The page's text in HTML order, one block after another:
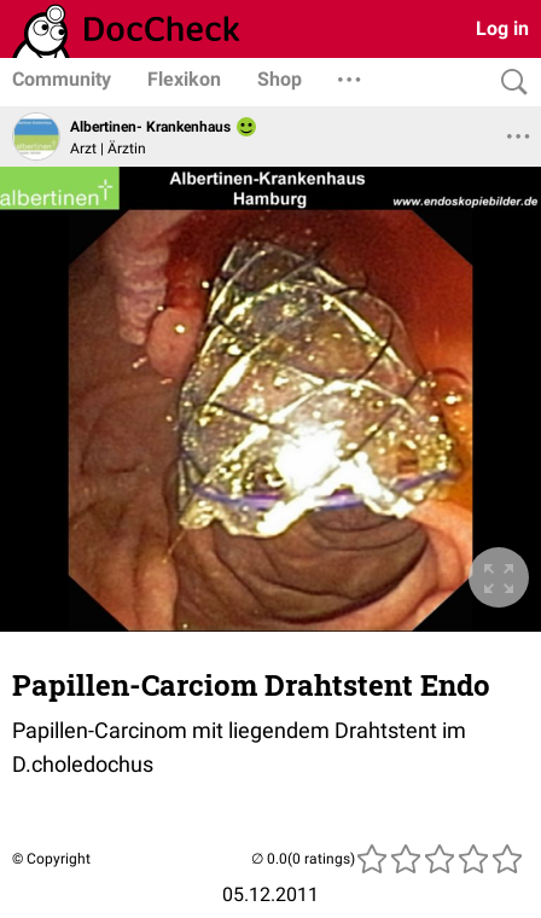
Log in
Community Flexikon Shop
Albertinen- Krankenhaus
Arzt | Ärztin
Papillen-Carciom Drahtstent Endo
Papillen-Carcinom mit liegendem Drahtstent im
D.choledochus
© Copyright
05.12.2011
(0 ratings)